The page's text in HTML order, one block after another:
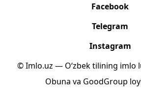
Facebook
Telegram
Instagram
© Imlo.uz — O‘zbek tilining imlo
Obuna va GoodGroup